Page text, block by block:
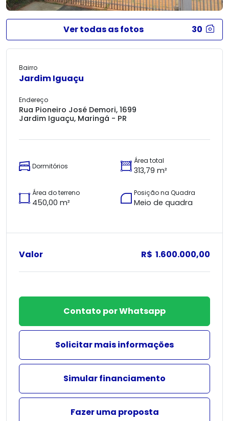
Ver todas as fotos 30
Bairro
Jardim Iguaçu
Endereço
Rua Pioneiro José Demori, 1699
Jardim Iguaçu, Maringá - PR
Dormitórios
Área total
313,79 m²
Área do terreno
450,00 m²
Posição na Quadra
Meio de quadra
Valor R$ 1.600.000,00
Contato por Whatsapp
Solicitar mais informações
Simular financiamento
Fazer uma proposta